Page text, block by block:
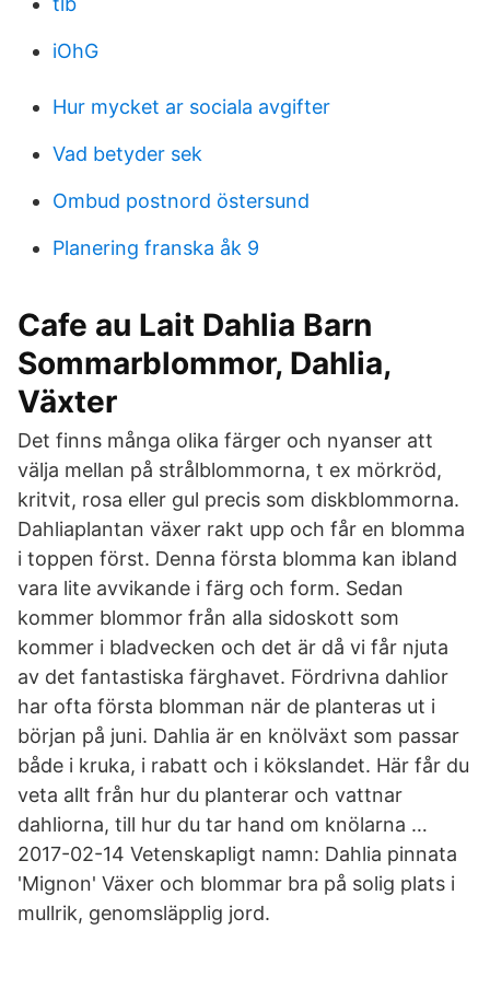
iOhG
Hur mycket ar sociala avgifter
Vad betyder sek
Ombud postnord östersund
Planering franska åk 9
Cafe au Lait Dahlia Barn
Sommarblommor, Dahlia,
Växter
Det finns många olika färger och nyanser att
välja mellan på strålblommorna, t ex mörkröd,
kritvit, rosa eller gul precis som diskblommorna.
Dahliaplantan växer rakt upp och får en blomma
i toppen först. Denna första blomma kan ibland
vara lite avvikande i färg och form. Sedan
kommer blommor från alla sidoskott som
kommer i bladvecken och det är då vi får njuta
av det fantastiska färghavet. Fördrivna dahlior
har ofta första blomman när de planteras ut i
början på juni. Dahlia är en knölväxt som passar
både i kruka, i rabatt och i kökslandet. Här får du
veta allt från hur du planterar och vattnar
dahliorna, till hur du tar hand om knölarna …
2017-02-14 Vetenskapligt namn: Dahlia pinnata
'Mignon' Växer och blommar bra på solig plats i
mullrik, genomsläpplig jord.